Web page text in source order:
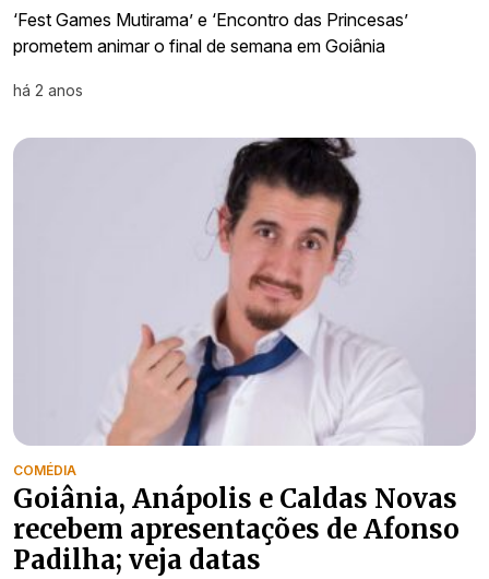
‘Fest Games Mutirama’ e ‘Encontro das Princesas’
prometem animar o final de semana em Goiânia
há 2 anos
COMÉDIA
Goiânia, Anápolis e Caldas Novas
recebem apresentações de Afonso
Padilha; veja datas